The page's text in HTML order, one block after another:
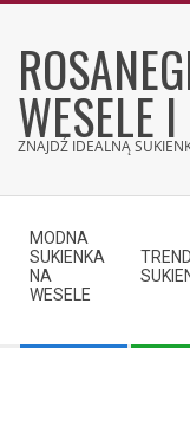
content
WESELE
ZNAJDŹ IDEALNĄ
Navigation
Menu
MODNA
SUKIENKA
NA
WESELE